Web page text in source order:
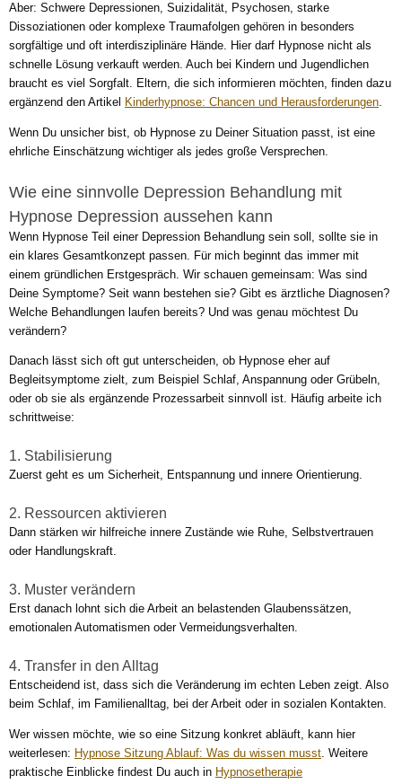
Aber: Schwere Depressionen, Suizidalität, Psychosen, starke
Dissoziationen oder komplexe Traumafolgen gehören in besonders
sorgfältige und oft interdisziplinäre Hände. Hier darf Hypnose nicht als
schnelle Lösung verkauft werden. Auch bei Kindern und Jugendlichen
braucht es viel Sorgfalt. Eltern, die sich informieren möchten, finden dazu
ergänzend den Artikel
Kinderhypnose: Chancen und Herausforderungen.
Wenn Du unsicher bist, ob Hypnose zu Deiner Situation passt, ist eine
ehrliche Einschätzung wichtiger als jedes große Versprechen.
Wie eine sinnvolle Depression Behandlung mit
Hypnose Depression aussehen kann
Wenn Hypnose Teil einer Depression Behandlung sein soll, sollte sie in
ein klares Gesamtkonzept passen. Für mich beginnt das immer mit
einem gründlichen Erstgespräch. Wir schauen gemeinsam: Was sind
Deine Symptome? Seit wann bestehen sie? Gibt es ärztliche Diagnosen?
Welche Behandlungen laufen bereits? Und was genau möchtest Du
verändern?
Danach lässt sich oft gut unterscheiden, ob Hypnose eher auf
Begleitsymptome zielt, zum Beispiel Schlaf, Anspannung oder Grübeln,
oder ob sie als ergänzende Prozessarbeit sinnvoll ist. Häufig arbeite ich
schrittweise:
1. Stabilisierung
Zuerst geht es um Sicherheit, Entspannung und innere Orientierung.
2. Ressourcen aktivieren
Dann stärken wir hilfreiche innere Zustände wie Ruhe, Selbstvertrauen
oder Handlungskraft.
3. Muster verändern
Erst danach lohnt sich die Arbeit an belastenden Glaubenssätzen,
emotionalen Automatismen oder Vermeidungsverhalten.
4. Transfer in den Alltag
Entscheidend ist, dass sich die Veränderung im echten Leben zeigt. Also
beim Schlaf, im Familienalltag, bei der Arbeit oder in sozialen Kontakten.
Wer wissen möchte, wie so eine Sitzung konkret abläuft, kann hier
weiterlesen: Hypnose Sitzung Ablauf: Was du wissen musst . Weitere
praktische Einblicke findest Du auch in Hypnosetherapie